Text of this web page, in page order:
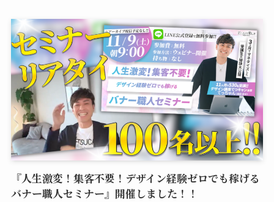
『人生激変！集客不要！デザイン経験ゼロでも稼げる
バナー職人セミナー』開催しました！！